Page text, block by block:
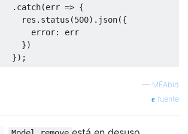
. catch(err => {
res
. status (500). json({
error
:
err
})
});
— MEAbid
fuente